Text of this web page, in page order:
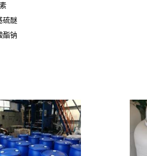
硫醚
酯钠